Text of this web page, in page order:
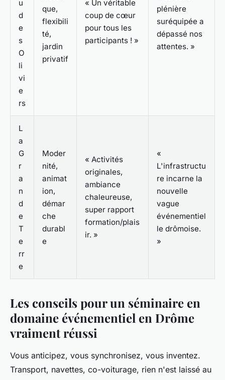
u
d
e
s
O
li
vi
e
rs
que,
flexibili
té,
jardin
privatif
« Un véritable
coup de cœur
pour tous les
participants ! »
plénière
suréquipée a
dépassé nos
attentes. »
L
a
G
r
a
n
d
e
T
e
rr
e
Moder
nité,
animat
ion,
démar
che
durabl
e
« Activités
originales,
ambiance
chaleureuse,
super rapport
formation/plais
ir. »
«
L'infrastructu
re incarne la
nouvelle
vague
événementiel
le drômoise.
»
Les conseils pour un séminaire en
domaine événementiel en Drôme
vraiment réussi
Vous anticipez, vous synchronisez, vous inventez.
Transport, navettes, co-voiturage, rien n'est laissé au